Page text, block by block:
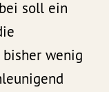
soll ein
wenig